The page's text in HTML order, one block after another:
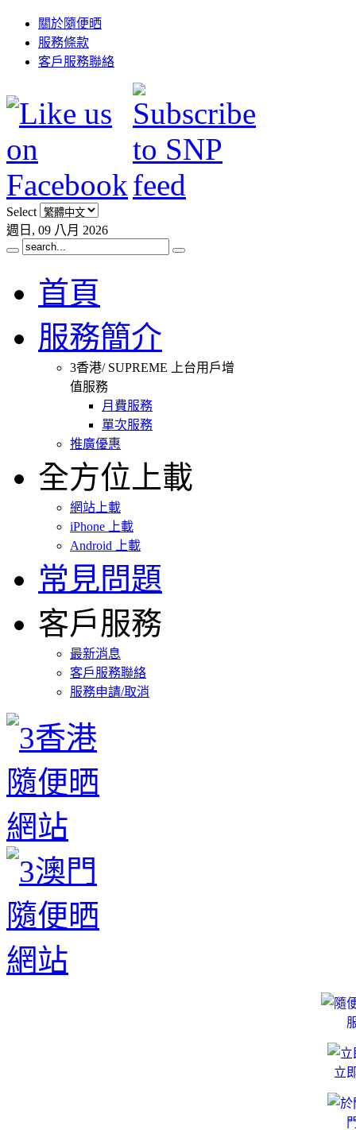
關於隨便晒
服務條款
客戶服務聯絡
Select
週日, 09 八月 2026
首頁
服務簡介
3香港/ SUPREME 上台用戶增
值服務
月費服務
單次服務
推廣優惠
全方位上載
網站上載
iPhone 上載
Android 上載
常見問題
客戶服務
最新消息
客戶服務聯絡
服務申請/取消
立